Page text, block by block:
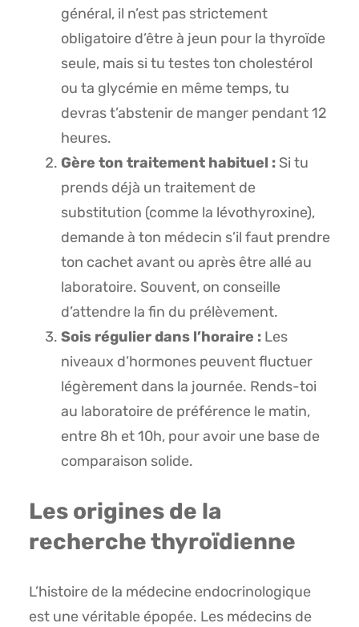
général, il n’est pas strictement
obligatoire d’être à jeun pour la thyroïde
seule, mais si tu testes ton cholestérol
ou ta glycémie en même temps, tu
devras t’abstenir de manger pendant 12
heures.
Gère ton traitement habituel : Si tu
prends déjà un traitement de
substitution (comme la lévothyroxine),
demande à ton médecin s’il faut prendre
ton cachet avant ou après être allé au
laboratoire. Souvent, on conseille
d’attendre la fin du prélèvement.
Sois régulier dans l’horaire : Les
niveaux d’hormones peuvent fluctuer
légèrement dans la journée. Rends-toi
au laboratoire de préférence le matin,
entre 8h et 10h, pour avoir une base de
comparaison solide.
Les origines de la
recherche thyroïdienne
L’histoire de la médecine endocrinologique
est une véritable épopée. Les médecins de